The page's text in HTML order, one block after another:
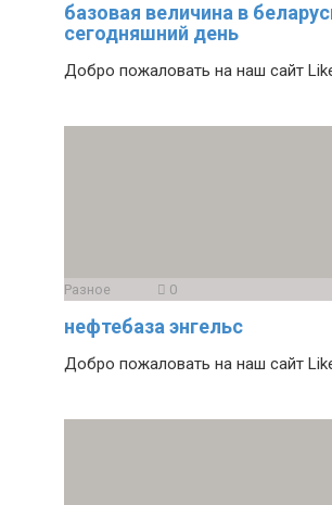
базовая величина в
сегодняшний день
Добро пожаловать на наш сайт
Разное 0
нефтебаза энгельс
Добро пожаловать на наш сайт